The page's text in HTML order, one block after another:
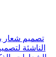
تصميم شعار
الناشئة